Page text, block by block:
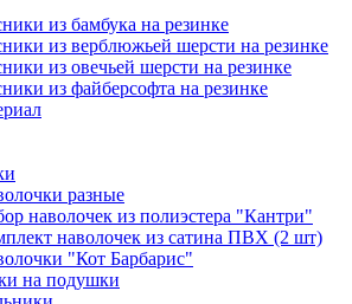
из бамбука на резинке
из верблюжьей шерсти на резинке
из овечьей шерсти на резинке
из файберсофта на резинке
разные
наволочек из полиэстера "Кантри"
наволочек из сатина ПВХ (2 шт)
"Кот Барбарис"
на подушки